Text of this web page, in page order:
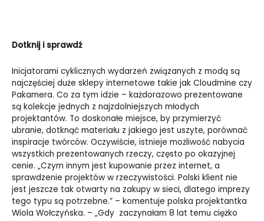
Dotknij i sprawdź
Inicjatorami cyklicznych wydarzeń związanych z modą są
najczęściej duże sklepy internetowe takie jak Cloudmine czy
Pakamera. Co za tym idzie – każdorazowo prezentowane
są kolekcje jednych z najzdolniejszych młodych
projektantów. To doskonałe miejsce, by przymierzyć
ubranie, dotknąć materiału z jakiego jest uszyte, porównać
inspiracje twórców. Oczywiście, istnieje możliwość nabycia
wszystkich prezentowanych rzeczy, często po okazyjnej
cenie. „Czym innym jest kupowanie przez internet, a
sprawdzenie projektów w rzeczywistości. Polski klient nie
jest jeszcze tak otwarty na zakupy w sieci, dlatego imprezy
tego typu są potrzebne.” – komentuje polska projektantka
Wiola Wołczyńska. – „Gdy zaczynałam 8 lat temu ciężko